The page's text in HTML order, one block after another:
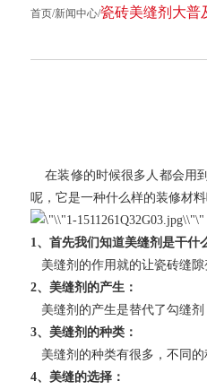
首页/新闻中心/瓷砖美缝剂大普
在装修的时候很多人都会用
呢，它是一种什么样的装修材
1、首先我们知道美缝剂是干什
美缝剂的作用就的让瓷砖缝隙
2、美缝剂的产生：
美缝剂的产生是替代了勾缝
3、美缝剂的种类：
美缝剂的种类有很多，不同的
4、美缝的选择：